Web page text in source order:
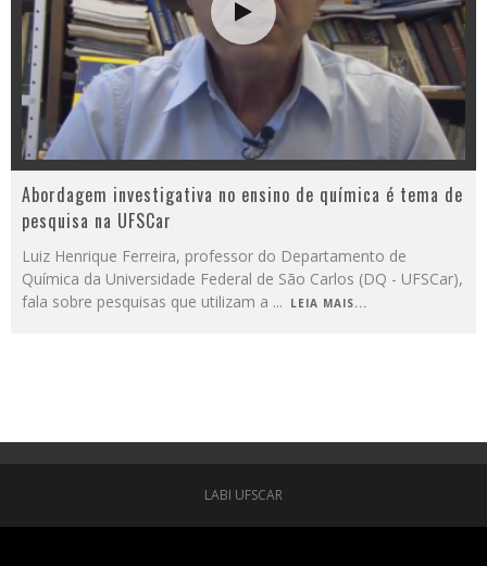
Abordagem investigativa no ensino de química é tema de
pesquisa na UFSCar
Luiz Henrique Ferreira, professor do Departamento de
Química da Universidade Federal de São Carlos (DQ - UFSCar),
fala sobre pesquisas que utilizam a ... LEIA MAIS...
LABI UFSCAR